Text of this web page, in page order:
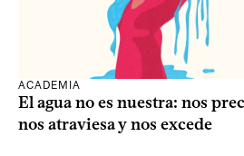
ACADEMIA
El agua no es nuestra: nos
nos atraviesa y nos excede